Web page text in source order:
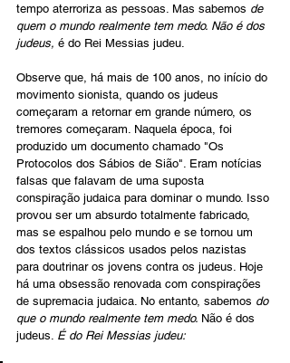
tempo aterroriza as pessoas. Mas sabemos de
quem o mundo realmente tem medo. Não é dos
judeus, é do Rei Messias judeu.
Observe que, há mais de 100 anos, no início do
movimento sionista, quando os judeus
começaram a retornar em grande número, os
tremores começaram. Naquela época, foi
produzido um documento chamado "Os
Protocolos dos Sábios de Sião". Eram notícias
falsas que falavam de uma suposta
conspiração judaica para dominar o mundo. Isso
provou ser um absurdo totalmente fabricado,
mas se espalhou pelo mundo e se tornou um
dos textos clássicos usados pelos nazistas
para doutrinar os jovens contra os judeus. Hoje
há uma obsessão renovada com conspirações
de supremacia judaica. No entanto, sabemos do
que o mundo realmente tem medo. Não é dos
judeus. É do Rei Messias judeu: